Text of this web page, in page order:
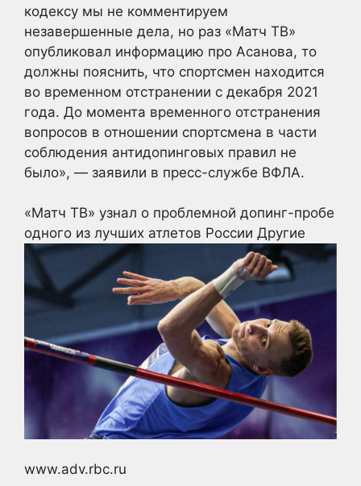
кодексу мы не комментируем
незавершенные дела, но раз «Матч ТВ»
опубликовал информацию про Асанова, то
должны пояснить, что спортсмен находится
во временном отстранении с декабря 2021
года. До момента временного отстранения
вопросов в отношении спортсмена в части
соблюдения антидопинговых правил не
было», — заявили в пресс-службе ВФЛА.
«Матч ТВ» узнал о проблемной допинг-пробе
одного из лучших атлетов России Другие
www.adv.rbc.ru